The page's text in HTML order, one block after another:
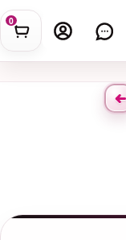
0